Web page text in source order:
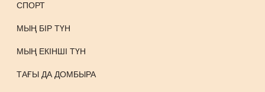
СПОРТ
МЫҢ БІР ТҮН
МЫҢ ЕКІНШІ ТҮН
ТАҒЫ ДА ДОМБЫРА